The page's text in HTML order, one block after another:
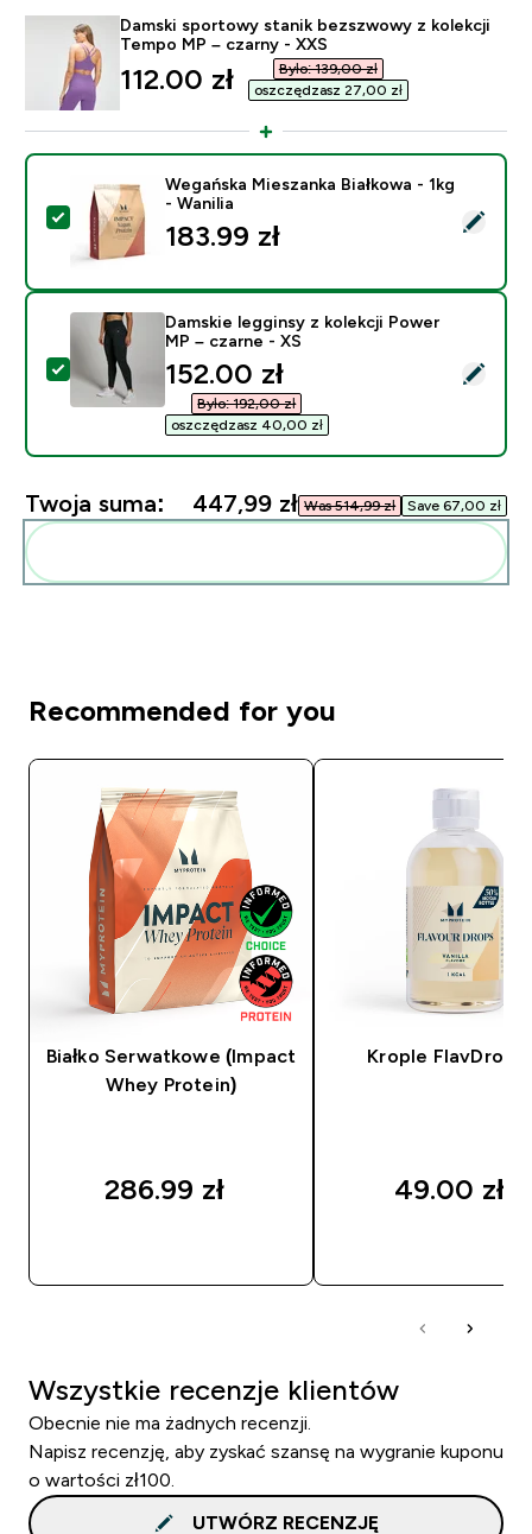
Damski sportowy stanik bezszwowy z kolekcji
Tempo MP – czarny - XXS
discounted price
112.00 zł‎
Było: 139,00 zł‎
oszczędzasz 27,00 zł‎
Wybierz ten produkt - Wegańska Mieszanka Białkowa
Wegańska Mieszanka Białkowa - 1kg
- Wanilia
183.99 zł‎
Wybierz ten produkt - Damskie legginsy z kolekcji
Damskie legginsy z kolekcji Power
MP – czarne - XS
discounted price
152.00 zł‎
Było: 192,00 zł‎
oszczędzasz 40,00 zł‎
Twoja suma: 447,99 zł‎ Was 514,99 zł‎ Save 67,00 zł‎
Recommended for you
Białko Serwatkowe (Impact
Whey Protein)
286.99 zł‎
Krople
49.00 zł‎
Wszystkie recenzje klientów
Obecnie nie ma żadnych recenzji.
Napisz recenzję, aby zyskać szansę na wygranie kuponu
o wartości zł100.
UTWÓRZ RECENZJĘ